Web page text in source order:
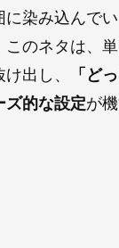
染み込んで
のネタは、
出し、
「ど
ズ的な設定が